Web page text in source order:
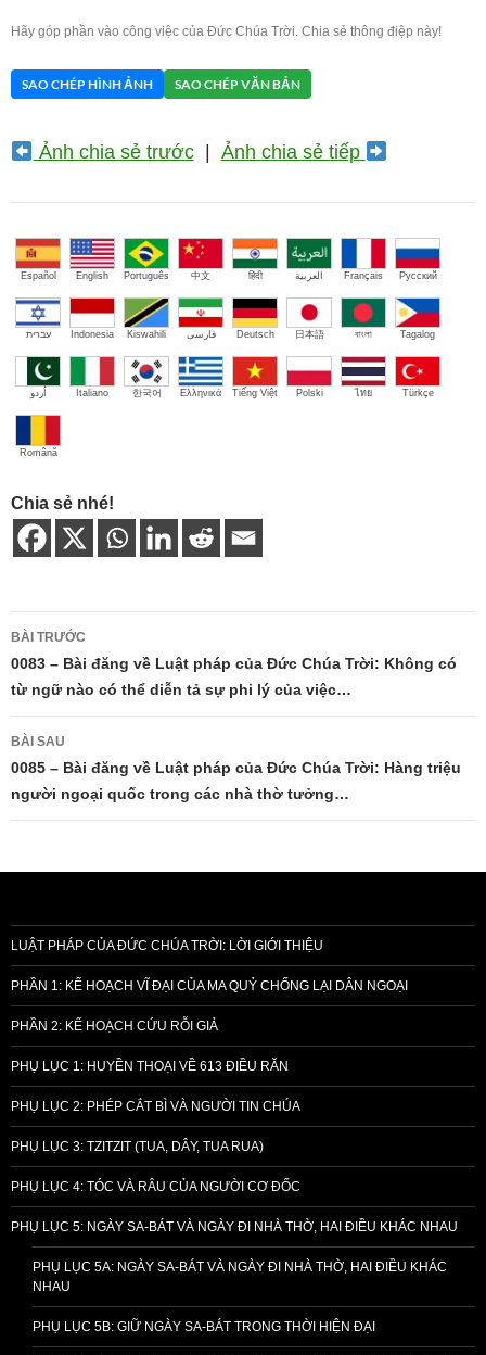
Hãy góp phần vào công việc của Đức Chúa Trời. Chia sẻ thông điệp này!
SAO CHÉP HÌNH ẢNH SAO CHÉP VĂN BẢN
Ảnh chia sẻ trước| Ảnh chia sẻ tiếp
Español English Português 中文 हिंदी العربية Français Русский
עברית Indonesia Kiswahili فارسی Deutsch 日本語 বাংলা Tagalog
اُردو Italiano 한국어 Ελληνικά Tiếng Việt Polski ไทย Türkçe
Română
Chia sẻ nhé!
Điều
hướng
bài
viết
BÀI TRƯỚC
0083 – Bài đăng về Luật pháp của Đức Chúa Trời: Không có
từ ngữ nào có thể diễn tả sự phi lý của việc…
BÀI SAU
0085 – Bài đăng về Luật pháp của Đức Chúa Trời: Hàng triệu
người ngoại quốc trong các nhà thờ tưởng…
LUẬT PHÁP CỦA ĐỨC CHÚA TRỜI: LỜI GIỚI THIỆU
PHẦN 1: KẾ HOẠCH VĨ ĐẠI CỦA MA QUỶ CHỐNG LẠI DÂN NGOẠI
PHẦN 2: KẾ HOẠCH CỨU RỖI GIẢ
PHỤ LỤC 1: HUYỀN THOẠI VỀ 613 ĐIỀU RĂN
PHỤ LỤC 2: PHÉP CẮT BÌ VÀ NGƯỜI TIN CHÚA
PHỤ LỤC 3: TZITZIT (TUA, DÂY, TUA RUA)
PHỤ LỤC 4: TÓC VÀ RÂU CỦA NGƯỜI CƠ ĐỐC
PHỤ LỤC 5: NGÀY SA-BÁT VÀ NGÀY ĐI NHÀ THỜ, HAI ĐIỀU KHÁC NHAU
PHỤ LỤC 5A: NGÀY SA-BÁT VÀ NGÀY ĐI NHÀ THỜ, HAI ĐIỀU KHÁC
NHAU
PHỤ LỤC 5B: GIỮ NGÀY SA-BÁT TRONG THỜI HIỆN ĐẠI